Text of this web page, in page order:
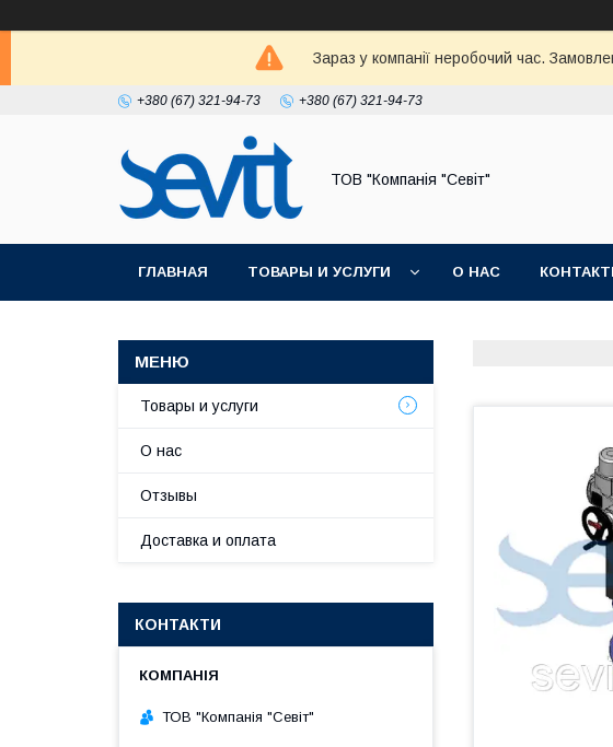
Зараз у компанії неробочий час.
+380 (67) 321-94-73 +380 (67) 321-94-73
ТОВ "Компанія "Севіт"
ГЛАВНАЯ ТОВАРЫ И УСЛУГИ О НАС
Товары и услуги
О нас
Отзывы
Доставка и оплата
КОНТАКТИ
ТОВ "Компанія "Севіт"